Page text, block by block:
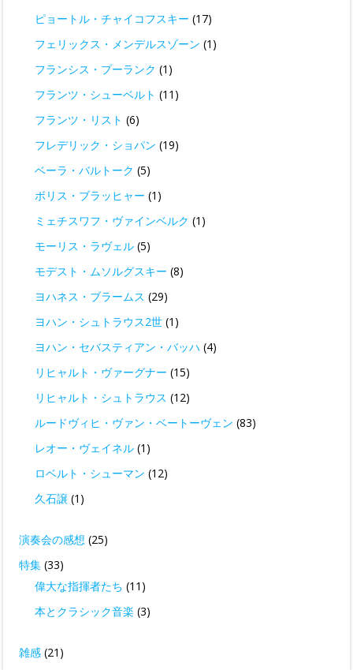
ピョートル・チャイコフスキー (17)
フェリックス・メンデルスゾーン (1)
フランシス・プーランク (1)
フランツ・シューベルト (11)
フランツ・リスト (6)
フレデリック・ショパン (19)
ベーラ・バルトーク (5)
ボリス・ブラッヒャー (1)
ミェチスワフ・ヴァインベルク (1)
モーリス・ラヴェル (5)
モデスト・ムソルグスキー (8)
ヨハネス・ブラームス (29)
ヨハン・シュトラウス2世 (1)
ヨハン・セバスティアン・バッハ (4)
リヒャルト・ヴァーグナー (15)
リヒャルト・シュトラウス (12)
ルードヴィヒ・ヴァン・ベートーヴェン (83)
レオー・ヴェイネル (1)
ロベルト・シューマン (12)
久石譲 (1)
演奏会の感想 (25)
特集 (33)
偉大な指揮者たち (11)
本とクラシック音楽 (3)
雑感 (21)